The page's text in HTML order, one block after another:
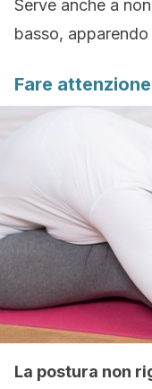
Serve anche a
basso, apparendo
Fare
La postura non